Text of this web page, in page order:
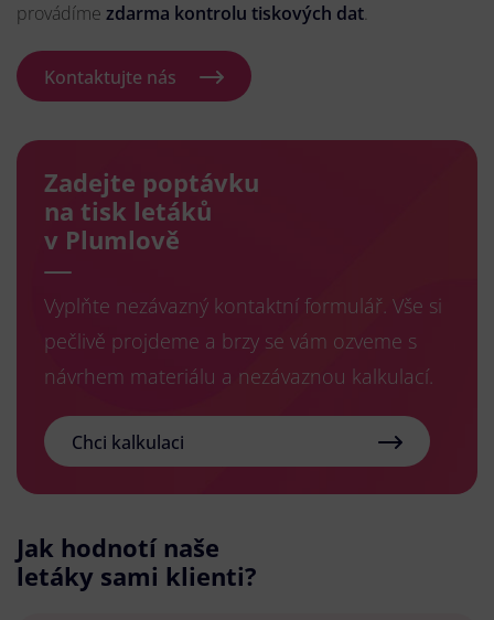
provádíme zdarma kontrolu tiskových dat.
Kontaktujte nás
Zadejte poptávku
na tisk letáků
v Plumlově
Vyplňte nezávazný kontaktní formulář. Vše si
pečlivě projdeme a brzy se vám ozveme s
návrhem materiálu a nezávaznou kalkulací.
Chci kalkulaci
Jak hodnotí naše
letáky sami klienti?